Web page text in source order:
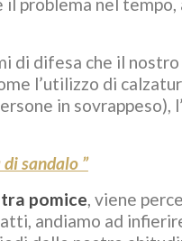
per il corpo:
sceglierlo?
Quali sono le caratteristiche
avere un buon olio corpo
problema nel tempo,
di difesa che il
l’utilizzo di
in sovrappeso),
sandalo ”
pomice, viene
andiamo ad